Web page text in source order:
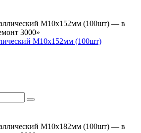
М10х152мм (100шт)